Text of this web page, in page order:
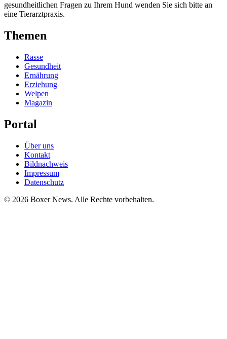
gesundheitlichen Fragen zu Ihrem Hund wenden Sie sich bitte an
eine Tierarztpraxis.
Themen
Rasse
Gesundheit
Ernährung
Erziehung
Welpen
Magazin
Portal
Über uns
Kontakt
Bildnachweis
Impressum
Datenschutz
© 2026 Boxer News. Alle Rechte vorbehalten.